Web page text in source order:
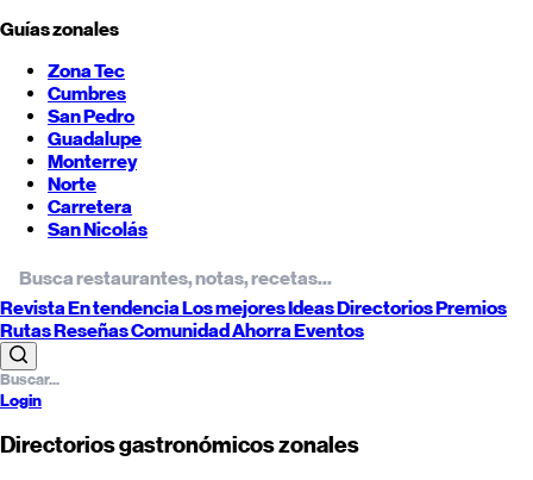
Guías zonales
Zona Tec
Cumbres
San Pedro
Guadalupe
Monterrey
Norte
Carretera
San Nicolás
RevistaEn tendenciaLos mejoresIdeasDirectoriosPremios
RutasReseñasComunidadAhorraEventos
Login
Directorios gastronómicos zonales